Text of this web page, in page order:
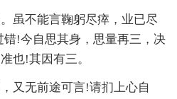
不能言鞠躬尽瘁，业已尽
!今自思其身，思量再三，决
也!其因有三。
无前途可言!请扪上心自